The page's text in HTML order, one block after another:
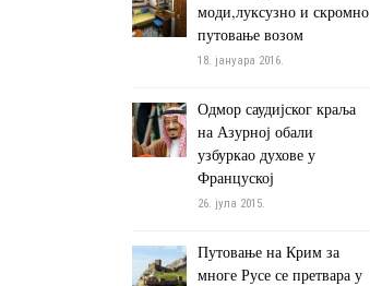
моди,луксузно и скромно
путовање возом
18. јануара 2016.
Одмор саудијског краља
на Азурној обали
узбуркао духове у
Француској
26. јула 2015.
Путовање на Крим за
многе Русе се претвара у